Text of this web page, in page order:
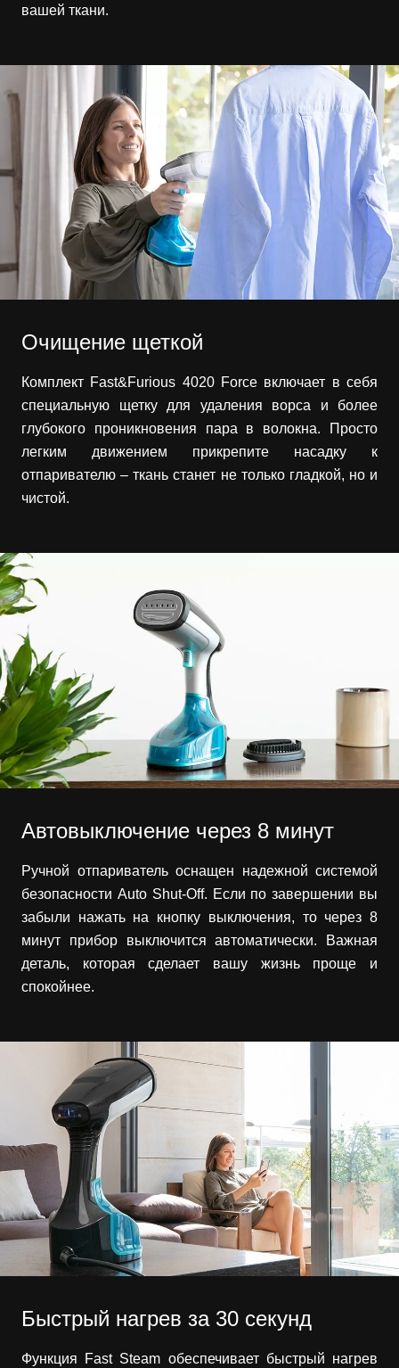
вашей ткани.
Очищение щеткой
Комплект Fast&Furious 4020 Force включает в себя
специальную щетку для удаления ворса и более
глубокого проникновения пара в волокна. Просто
легким движением прикрепите насадку к
отпаривателю – ткань станет не только гладкой, но и
чистой.
Автовыключение через 8 минут
Ручной отпариватель оснащен надежной системой
безопасности Auto Shut-Off. Если по завершении вы
забыли нажать на кнопку выключения, то через 8
минут прибор выключится автоматически. Важная
деталь, которая сделает вашу жизнь проще и
спокойнее.
Быстрый нагрев за 30 секунд
Функция Fast Steam обеспечивает быстрый нагрев